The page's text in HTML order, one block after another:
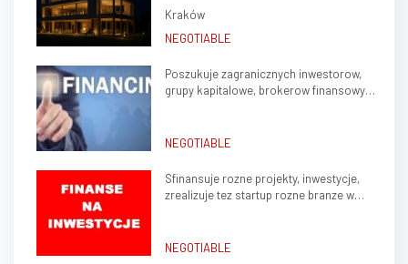
(Krowodrza)
Kraków
NEGOTIABLE
Poszukuje zagranicznych inwestorow,
grupy kapitalowe, brokerow finansowych
NEGOTIABLE
Sfinansuje rozne projekty, inwestycje,
zrealizuje tez startup rozne branze w
NEGOTIABLE